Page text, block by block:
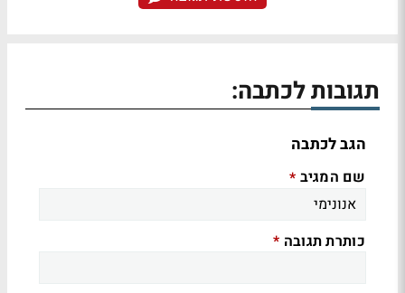
תגובות לכתבה:
הגב לכתבה
שם המגיב *
כותרת תגובה *